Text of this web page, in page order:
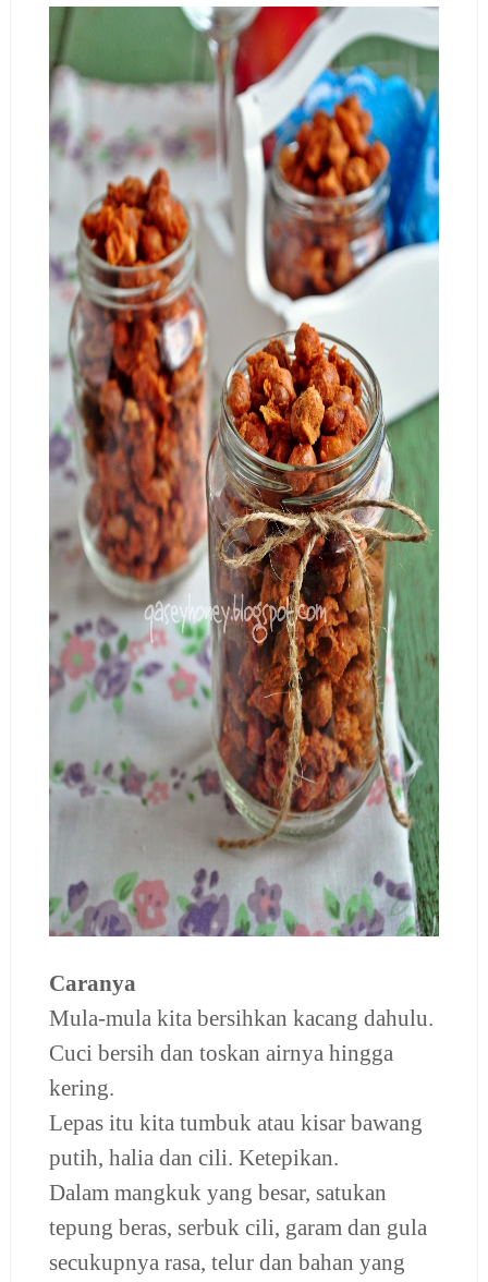
Caranya
Mula-mula kita bersihkan kacang dahulu.
Cuci bersih dan toskan airnya hingga
kering.
Lepas itu kita tumbuk atau kisar bawang
putih, halia dan cili. Ketepikan.
Dalam mangkuk yang besar, satukan
tepung beras, serbuk cili, garam dan gula
secukupnya rasa, telur dan bahan yang